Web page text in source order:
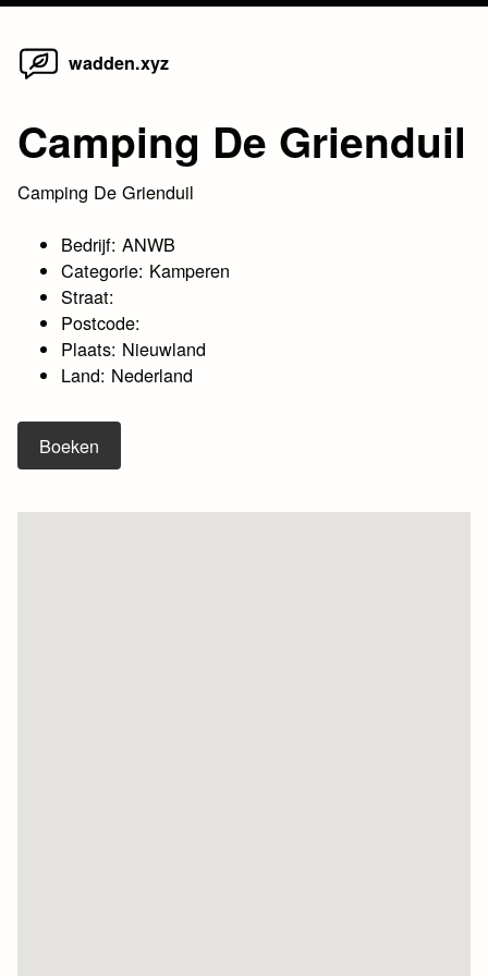
Skip
wadden.xyz
Camping De Grienduil
Camping De Grienduil
Bedrijf: ANWB
Categorie: Kamperen
Straat:
Postcode:
Plaats: Nieuwland
Land: Nederland
Boeken